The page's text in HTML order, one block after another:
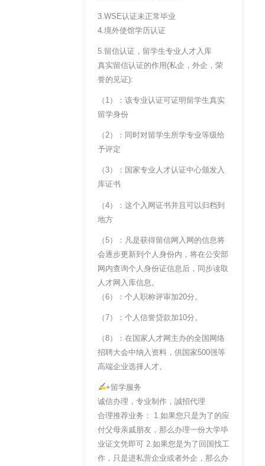
3.WSE认证未正常毕业
4.境外使馆学历认证
5.留信认证，留学生专业人才入库
真实留信认证的作用(私企，外企，荣
誉的见证):
（1）：该专业认证可证明留学生真实
留学身份
（2）：同时对留学生所学专业等级给
予评定
（3）：国家专业人才认证中心颁发入
库证书
（4）：这个入网证书并且可以归档到
地方
（5）：凡是获得留信网入网的信息将
会逐步更新到个人身份内，将在公安部
网内查询个人身份证信息后，同步读取
人才网入库信息。
（6）：个人职称评审加20分。
（7）：个人信誉贷款加10分。
（8）：在国家人才网主办的全国网络
招聘大会中纳入资料，供国家500强等
高端企业选择人才。
+留学服务
诚信办理，专业制作，誠招代理
合理推荐业务： 1.如果您只是为了的应
付父母亲戚朋友，那么办理一份大学毕
业证文凭即可 2.如果您是为了回国找工
作，只是进私营企业或者外企，那么办